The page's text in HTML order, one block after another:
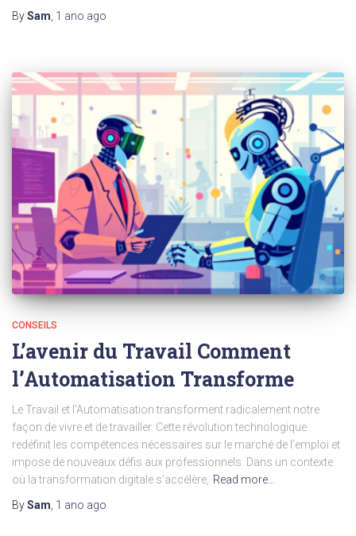
BySam, 1 ano ago
CONSEILS
L’avenir du Travail Comment
l’Automatisation Transforme
Le Travail et l’Automatisation transforment radicalement notre
façon de vivre et de travailler. Cette révolution technologique
redéfinit les compétences nécessaires sur le marché de l’emploi et
impose de nouveaux défis aux professionnels. Dans un contexte
où la transformation digitale s’accélère, Read more…
BySam 1 ano ago